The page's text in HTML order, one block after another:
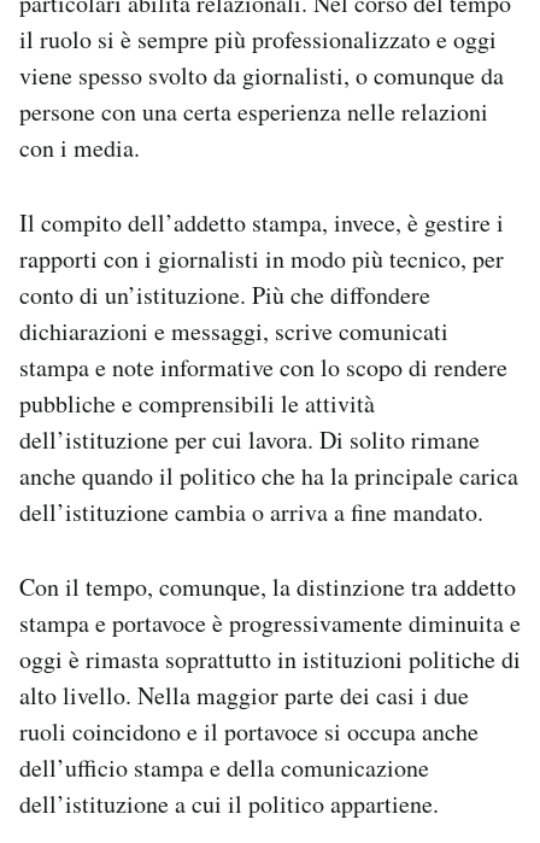
il ruolo si è sempre più professionalizzato e oggi
viene spesso svolto da giornalisti, o comunque da
persone con una certa esperienza nelle relazioni
con i media.
Il compito dell’addetto stampa, invece, è gestire i
rapporti con i giornalisti in modo più tecnico, per
conto di un’istituzione. Più che diffondere
dichiarazioni e messaggi, scrive comunicati
stampa e note informative con lo scopo di rendere
pubbliche e comprensibili le attività
dell’istituzione per cui lavora. Di solito rimane
anche quando il politico che ha la principale carica
dell’istituzione cambia o arriva a fine mandato.
Con il tempo, comunque, la distinzione tra addetto
stampa e portavoce è progressivamente diminuita e
oggi è rimasta soprattutto in istituzioni politiche di
alto livello. Nella maggior parte dei casi i due
ruoli coincidono e il portavoce si occupa anche
dell’ufficio stampa e della comunicazione
dell’istituzione a cui il politico appartiene.